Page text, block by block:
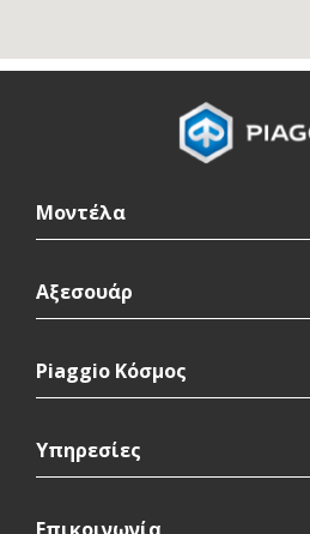
Μοντέλα
Αξεσουάρ
Piaggio Κόσμος
Υπηρεσίες